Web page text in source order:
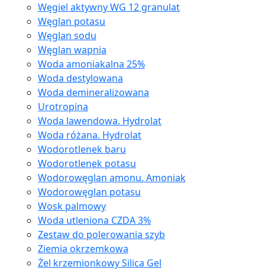
Węgiel aktywny WG 12 granulat
Węglan potasu
Węglan sodu
Węglan wapnia
Woda amoniakalna 25%
Woda destylowana
Woda demineralizowana
Urotropina
Woda lawendowa. Hydrolat
Woda różana. Hydrolat
Wodorotlenek baru
Wodorotlenek potasu
Wodorowęglan amonu. Amoniak
Wodorowęglan potasu
Wosk palmowy
Woda utleniona CZDA 3%
Zestaw do polerowania szyb
Ziemia okrzemkowa
Żel krzemionkowy Silica Gel